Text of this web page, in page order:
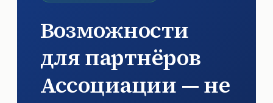
Возможности
для партнёров
Ассоциации — не